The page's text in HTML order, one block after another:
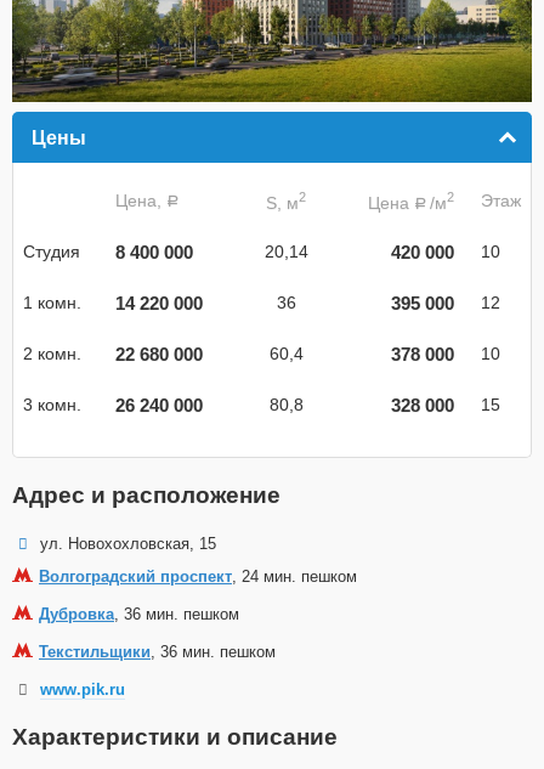
Цены
Цена, a S, м2 Цена a /м2 Этаж
Студия 8 400 000 20,14 420 000 10
1 комн. 14 220 000 36 395 000 12
2 комн. 22 680 000 60,4 378 000 10
3 комн. 26 240 000 80,8 328 000 15
Адрес и расположение
ул. Новохохловская, 15
Волгоградский проспект, 24 мин. пешком
Дубровка, 36 мин. пешком
Текстильщики, 36 мин. пешком
www.pik.ru
Характеристики и описание